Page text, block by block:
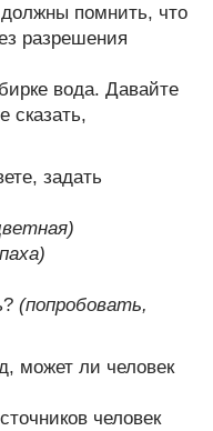
помнить, что
разрешения
вода. Давайте
сказать,
задать
(попробовать,
может ли человек
человек